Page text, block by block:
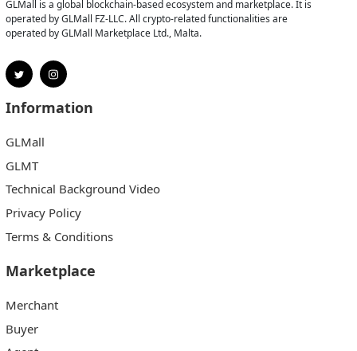
GLMall is a global blockchain-based ecosystem and marketplace. It is
operated by GLMall FZ-LLC. All crypto-related functionalities are
operated by GLMall Marketplace Ltd., Malta.
Information
GLMall
GLMT
Technical Background Video
Privacy Policy
Terms & Conditions
Marketplace
Merchant
Buyer